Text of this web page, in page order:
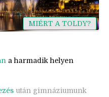
MIÉRT A TOLDY?
a harmadik helyen
után gimnáziumunk